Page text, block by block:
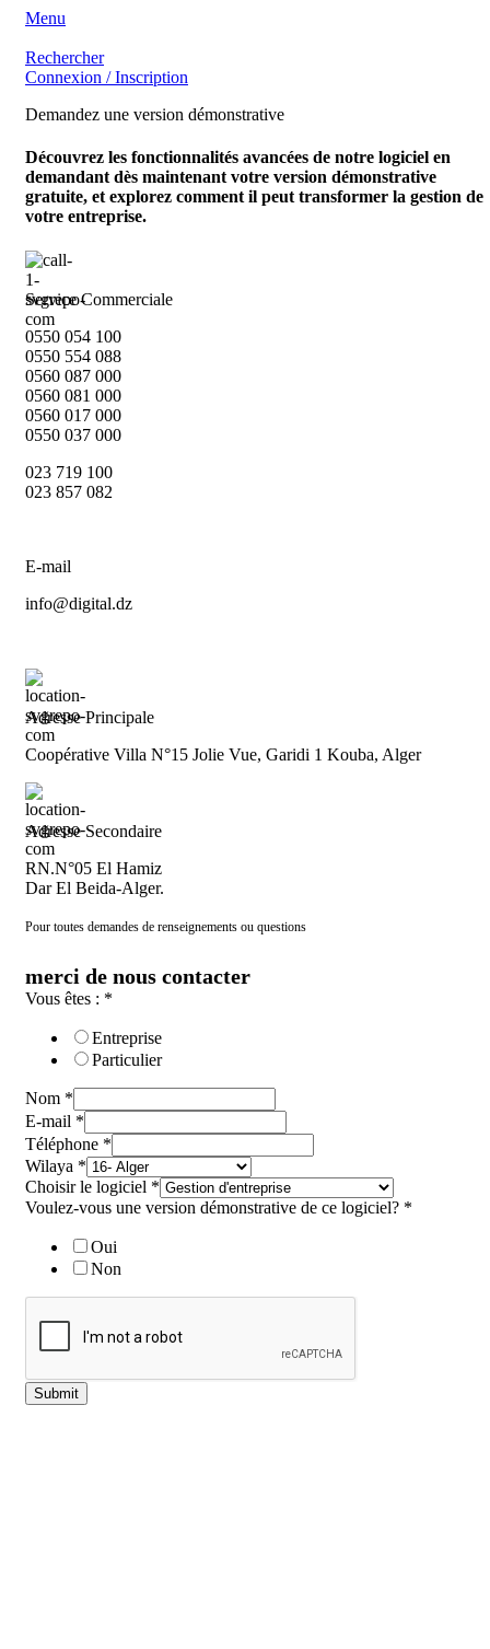
Menu
Rechercher
Connexion / Inscription
Demandez une version démonstrative
Découvrez les fonctionnalités avancées de notre logiciel en
demandant dès maintenant votre version démonstrative
gratuite, et explorez comment il peut transformer la gestion de
votre entreprise.
Service Commerciale
0550 054 100
0550 554 088
0560 087 000
0560 081 000
0560 017 000
0550 037 000
023 719 100
023 857 082
E-mail
info@digital.dz
Adresse Principale
Coopérative Villa N°15 Jolie Vue, Garidi 1 Kouba, Alger
Adresse Secondaire
RN.N°05 El Hamiz
Dar El Beida-Alger.
Pour toutes demandes de renseignements ou questions
merci de nous contacter
Vous êtes : *
Entreprise
Particulier
Nom *
E-mail *
Téléphone *
Wilaya *
Choisir le logiciel *
Voulez-vous une version démonstrative de ce logiciel? *
Oui
Non
Submit